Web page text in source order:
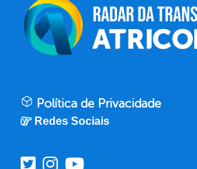
Política de Privacidade
Redes Sociais